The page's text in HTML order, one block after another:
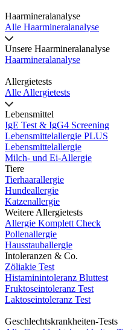
Haarmineralanalyse
Alle Haarmineralanalyse
Unsere Haarmineralanalyse
Haarmineralanalyse
Allergietests
Alle Allergietests
Lebensmittel
IgE Test & IgG4 Screening
Lebensmittelallergie PLUS
Lebensmittelallergie
Milch- und Ei-Allergie
Tiere
Tierhaarallergie
Hundeallergie
Katzenallergie
Weitere Allergietests
Allergie Komplett Check
Pollenallergie
Hausstauballergie
Intoleranzen & Co.
Zöliakie Test
Histaminintoleranz Bluttest
Fruktoseintoleranz Test
Laktoseintoleranz Test
Geschlechtskrankheiten-Tests